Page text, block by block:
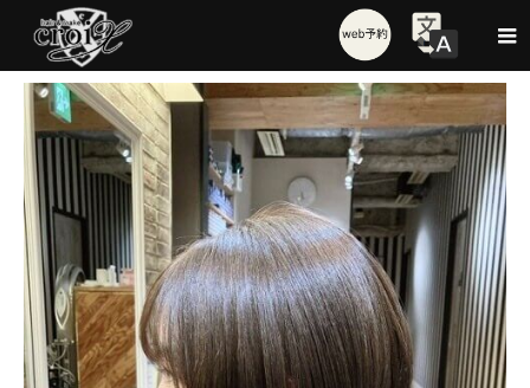
Style イルミナカラー/うるツヤショート/フレンチガーリー